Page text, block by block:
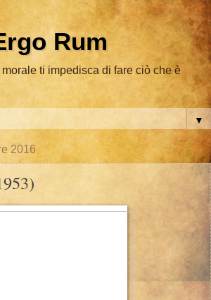
Rum
ti impedisca di fare ciò che è
▼
2016